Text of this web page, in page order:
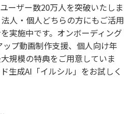
ーザー数20万人を突破いたしま
人・個人どちらの方にもご活用
実施中です。オンボーディング
プ動画制作支援、個人向け年
規模の特典をご用意していま
生成AI「イルシル」をお試しく